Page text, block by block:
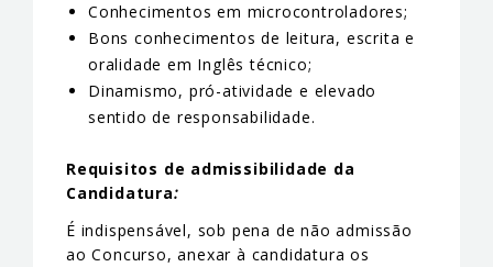
Conhecimentos em microcontroladores;
Bons conhecimentos de leitura, escrita e
oralidade em Inglês técnico;
Dinamismo, pró-atividade e elevado
sentido de responsabilidade.
Requisitos de admissibilidade da
Candidatura:
É indispensável, sob pena de não admissão
ao Concurso, anexar à candidatura os